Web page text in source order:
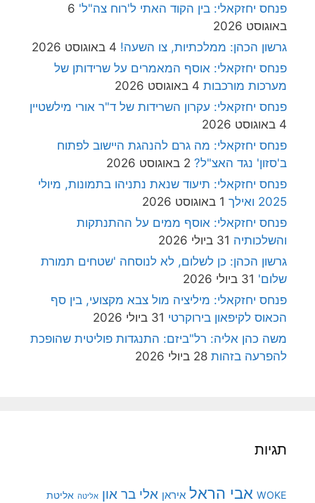
פנחס יחזקאלי: בין הקוד האתי ל'רוח צה"ל' 6
באוגוסט 2026
גרשון הכהן: ממלכתיות, צו השעה! 4 באוגוסט 2026
פנחס יחזקאלי: אוסף המאמרים על שרידותן של
מערכות מורכבות 4 באוגוסט 2026
פנחס יחזקאלי: עקרון השרידות של ד"ר אורי מילשטיין
4 באוגוסט 2026
פנחס יחזקאלי: מה גרם להנהגת היישוב לפתוח
ב'סזון' נגד האצ"ל? 2 באוגוסט 2026
פנחס יחזקאלי: תיעוד שנאת נתניהו בתמונות, מיולי
2025 ואילך
1 באוגוסט 2026
פנחס יחזקאלי: אוסף ממים על ההתנתקות
והשלכותיה 31 ביולי 2026
גרשון הכהן: כן לשלום, לא לנוסחה 'שטחים תמורת
שלום' 31 ביולי 2026
פנחס יחזקאלי: מיליציה מול צבא מקצועי, בין סף
הכאוס לקיפאון בירוקרטי 31 ביולי 2026
משה כהן אליה: רל"ביזם: התנגדות פוליטית שהופכת
להפרעה בזהות 28 ביולי 2026
תגיות
WOKE אבי הראל איראן אלי בר און אליטה אליטת